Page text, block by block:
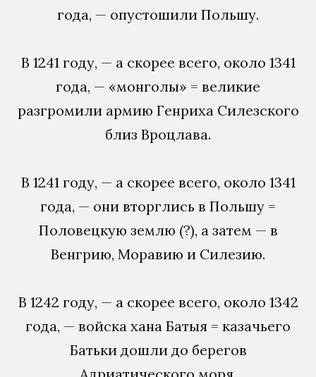
года, — опустошили Польшу.
В 1241 году, — а скорее всего, около 1341
года, — «монголы» = великие
разгромили армию Генриха Силезского
близ Вроцлава.
В 1241 году, — а скорее всего, около 1341
года, — они вторглись в Польшу =
Половецкую землю (?), а затем — в
Венгрию, Моравию и Силезию.
В 1242 году, — а скорее всего, около 1342
года, — войска хана Батыя = казачьего
Батьки дошли до берегов